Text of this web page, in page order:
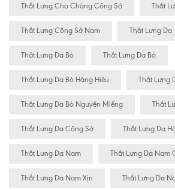
Thắt Lưng Cho Chàng Công Sở Thắt
Thắt Lưng Công Sở Nam Thắt Lưng Da
Thăt Lưng Da Bò Thắt Lưng Da Bò
Thắt Lưng Da Bò Hàng Hiêu Thắt Lưng
Thắt Lưng Da Bò Nguyên Miếng Thắt
Thắt Lưng Da Công Sở Thắt Lưng Da
Thắt Lưng Da Nam Thắt Lưng Da Nam
Thắt Lưng Da Nam Xịn Thắt Lưng Da